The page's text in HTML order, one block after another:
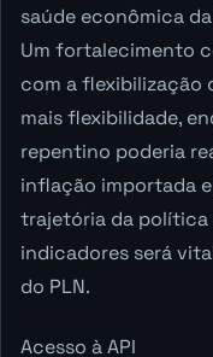
saúde econômica
Um fortalecimento
com a flexibilização
mais flexibilidade,
repentino poderia
inflação importada
trajetória da política
indicadores será
do PLN.
Acesso à API